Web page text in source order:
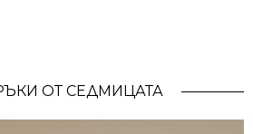
ОТ СЕДМИЦАТА